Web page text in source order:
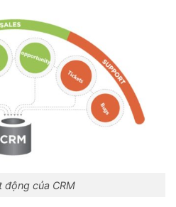
động của CRM